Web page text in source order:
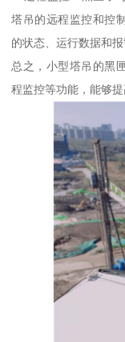
塔吊的远程监控和控
的状态、运行数据和
总之，小型塔吊的黑
程监控等功能，能够